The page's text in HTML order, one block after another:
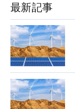
最新記事